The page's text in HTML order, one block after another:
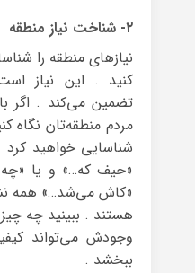
۲- شناخت نیاز منطقه
نیازهای منطقه را
کنید . این نیاز
تضمین می‌کند . اگر
مردم منطقه‌تان نگاه
شناسایی خواهید کرد
«حیف که…» و یا
«کاش می‌شد…» همه
هستند . ببینید چه
وجودش می‌تواند
ببخشد .